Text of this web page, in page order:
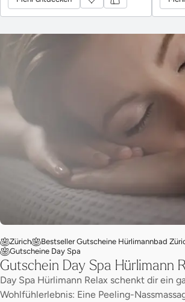
Zürich
Bestseller Gutscheine Hürlimannbad
Gutscheine Day Spa
Gutschein Day Spa Hürlimann
Day Spa Hürlimann Relax schenkt dir ein
Wohlfühlerlebnis: Eine Peeling-